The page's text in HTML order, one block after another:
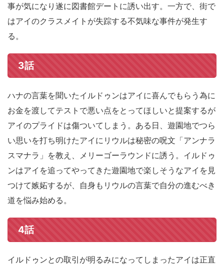
事が気になり遂に図書館デートに誘い出す。一方で、街で
はアイのクラスメイトが失踪する不気味な事件が発生す
る。
3話
ハナの言葉を聞いたイルドゥンはアイに喜んでもらう為に
お金を渡してテストで悪い点をとってほしいと提案するが
アイのプライドは傷ついてしまう。ある日、遊園地でつら
い思いを打ち明けたアイにリウルは秘密の呪文「アンナラ
スマナラ」を教え、メリーゴーラウンドに誘う。イルドゥ
ンはアイを追ってやってきた遊園地で楽しそうなアイを見
つけて嫉妬するが、自身もリウルの言葉で自分の進むべき
道を悩み始める。
4話
イルドゥンとの取引が明るみになってしまったアイは正直